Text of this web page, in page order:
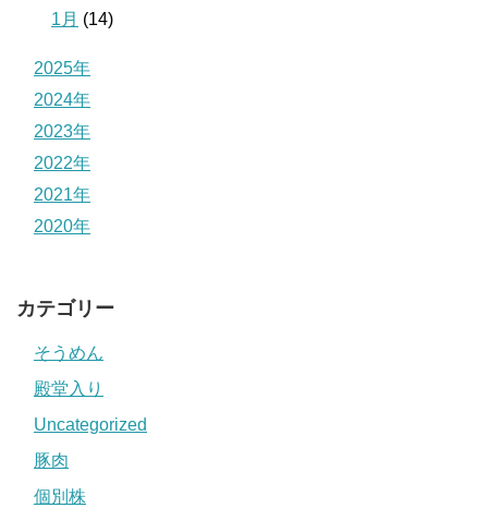
1月 (14)
2025年
2024年
2023年
2022年
2021年
2020年
カテゴリー
そうめん
殿堂入り
Uncategorized
豚肉
個別株